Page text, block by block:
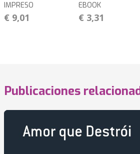
IMPRESO
€ 9,01
EBOOK
€ 3,31
Publicaciones